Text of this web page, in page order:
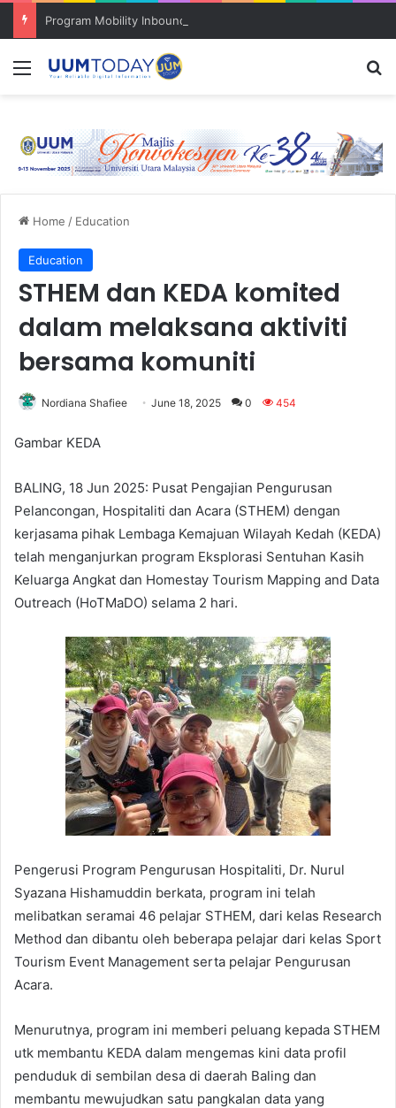
Menu
Home / Education
Education
STHEM dan KEDA komited
dalam melaksana aktiviti
bersama komuniti
Nordiana Shafiee June 18, 2025 0 454
Gambar KEDA
BALING, 18 Jun 2025: Pusat Pengajian Pengurusan
Pelancongan, Hospitaliti dan Acara (STHEM) dengan
kerjasama pihak Lembaga Kemajuan Wilayah Kedah (KEDA)
telah menganjurkan program Eksplorasi Sentuhan Kasih
Keluarga Angkat dan Homestay Tourism Mapping and Data
Outreach (HoTMaDO) selama 2 hari.
Pengerusi Program Pengurusan Hospitaliti, Dr. Nurul
Syazana Hishamuddin berkata, program ini telah
melibatkan seramai 46 pelajar STHEM, dari kelas Research
Method dan dibantu oleh beberapa pelajar dari kelas Sport
Tourism Event Management serta pelajar Pengurusan
Acara.
Menurutnya, program ini memberi peluang kepada STHEM
utk membantu KEDA dalam mengemas kini data profil
penduduk di sembilan desa di daerah Baling dan
membantu mewujudkan satu pangkalan data yang